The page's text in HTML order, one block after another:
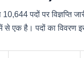
पदों पर विज्ञप्ति
एक है। पदों का विवरण